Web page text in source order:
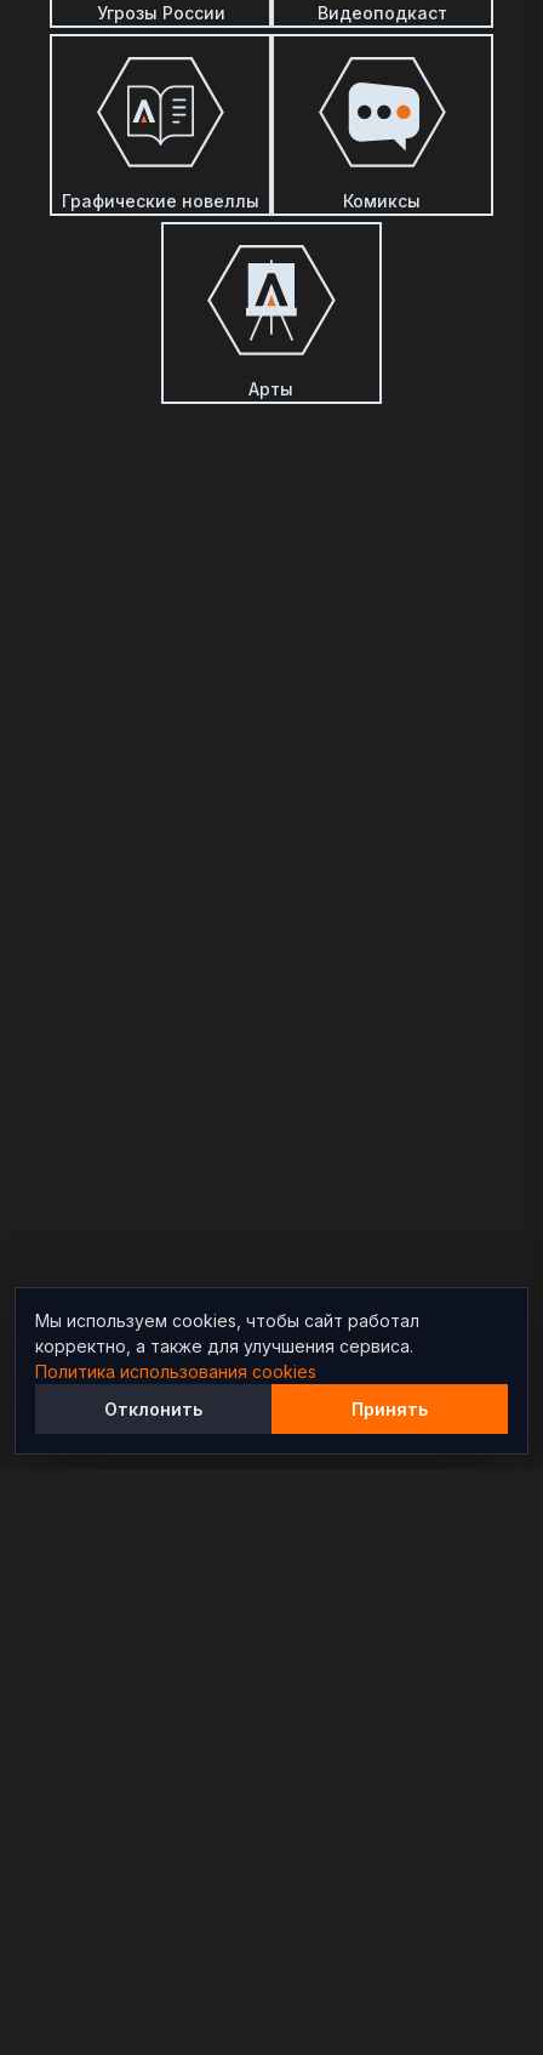
Угрозы России Видеоподкаст
Графические новеллы Комиксы
Арты
Мы используем cookies, чтобы сайт работал
корректно, а также для улучшения сервиса.
Политика использования cookies
Отклонить
Принять